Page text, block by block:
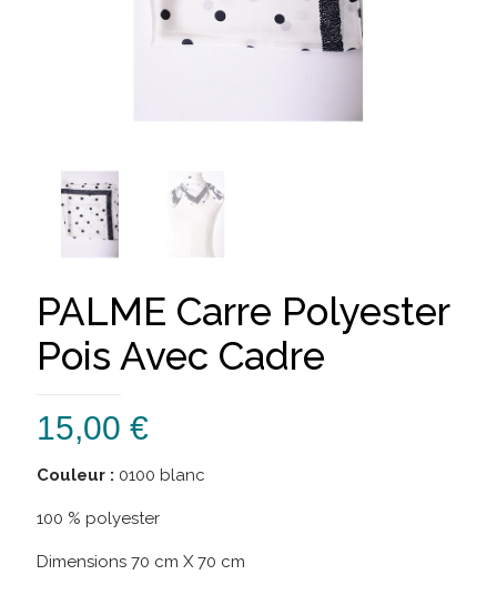
PALME Carre Polyester
Pois Avec Cadre
15,00 €
Couleur : 0100 blanc
100 % polyester
Dimensions 70 cm X 70 cm